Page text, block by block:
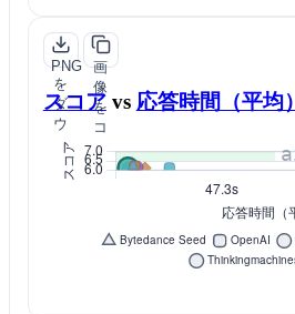
PNG
を
ダ
ウ
ン
ロ
ー
画
像
を
コ
ピ
ー
スコア vs 応答時間（平均）